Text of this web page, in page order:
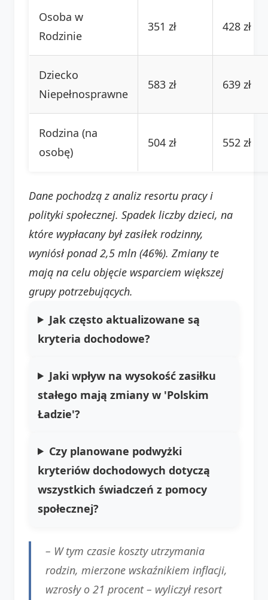
Osoba w
Rodzinie
351 zł 428 zł
Dziecko
Niepełnosprawne
583 zł 639 zł
Rodzina (na
osobę)
504 zł 552 zł
Dane pochodzą z analiz resortu pracy i
polityki społecznej. Spadek liczby dzieci, na
które wypłacany był zasiłek rodzinny,
wyniósł ponad 2,5 mln (46%). Zmiany te
mają na celu objęcie wsparciem większej
grupy potrzebujących.
Jak często aktualizowane są
kryteria dochodowe?
Jaki wpływ nawysokość zasiłku
stałego mają zmiany w 'Polskim
Ładzie'?
Czy planowane podwyżki
kryteriów dochodowych dotyczą
wszystkich świadczeń z pomocy
społecznej?
– W tym czasie koszty utrzymania
rodzin, mierzone wskaźnikiem inflacji,
wzrosły o 21 procent – wyliczył resort